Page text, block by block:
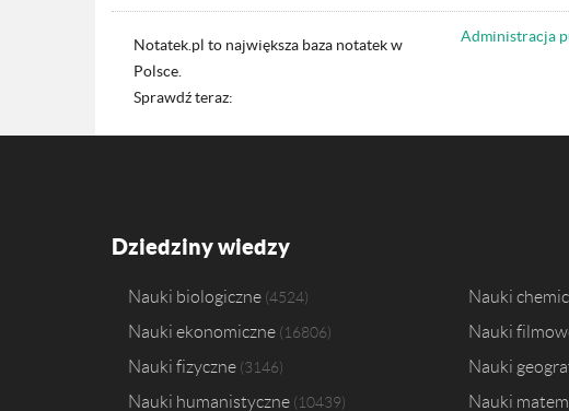
Notatek.pl to największa baza notatek w
Polsce.
Sprawdź teraz:
Administracja
Dziedziny wiedzy
Nauki biologiczne 4524 Nauki
Nauki ekonomiczne 16806 Nauki
Nauki fizyczne 3146 Nauki
Nauki humanistyczne 10439 Nauki